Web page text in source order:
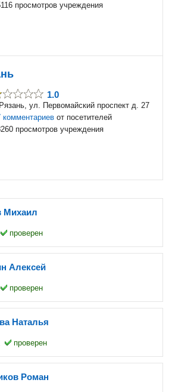
просмотров учреждения
1.0
ул. Первомайский проспект д. 27
комментариев от посетителей
просмотров учреждения
Михаил
проверен
Алексей
проверен
Наталья
проверен
Роман